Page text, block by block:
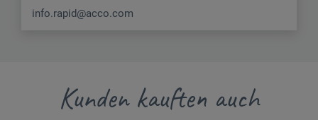
info.rapid@acco.com
Kunden kauften auch